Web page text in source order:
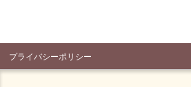
プライバシーポリシー